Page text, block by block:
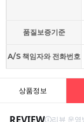
품질보증기준
A/S 책임자와 전화번호
상품정보